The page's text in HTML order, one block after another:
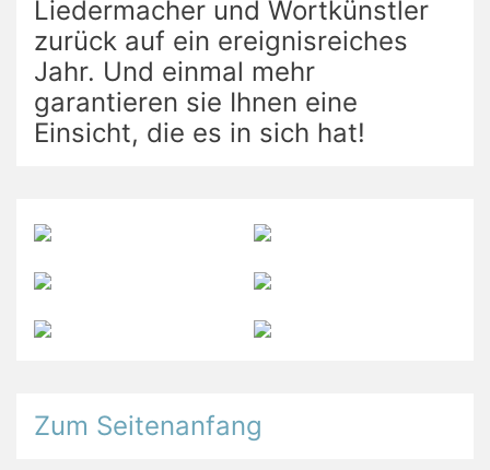
Liedermacher und Wortkünstler
zurück auf ein ereignisreiches
Jahr. Und einmal mehr
garantieren sie Ihnen eine
Einsicht, die es in sich hat!
Zum Seitenanfang